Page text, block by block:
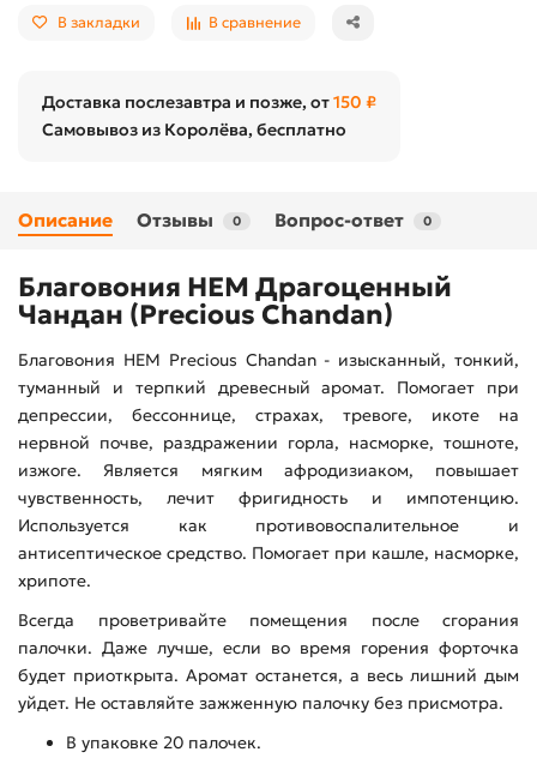
В закладки В сравнение
Доставка послезавтра и позже, от150 ₽
Самовывоз из Королёва, бесплатно
Описание Отзывы 0 Вопрос-ответ 0
Благовония HEM Драгоценный
Чандан (Precious Chandan)
Благовония HEM Precious Chandan - изысканный, тонкий,
туманный и терпкий древесный аромат. Помогает при
депрессии, бессоннице, страхах, тревоге, икоте на
нервной почве, раздражении горла, насморке, тошноте,
изжоге. Является мягким афродизиаком, повышает
чувственность, лечит фригидность и импотенцию.
Используется как противовоспалительное и
антисептическое средство. Помогает при кашле, насморке,
хрипоте.
Всегда проветривайте помещения после сгорания
палочки. Даже лучше, если во время горения форточка
будет приоткрыта. Аромат останется, а весь лишний дым
уйдет. Не оставляйте зажженную палочку без присмотра.
В упаковке 20 палочек.